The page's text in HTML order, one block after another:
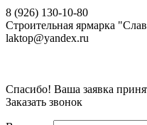
8 (926) 130-10-80
Строительная ярмарка
laktop@yandex.ru
Спасибо! Ваша заявка
Заказать звонок